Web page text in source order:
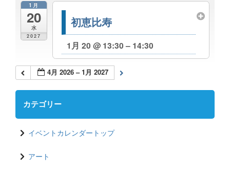
1月
20
水
2027
初恵比寿
1月 20 @ 13:30 – 14:30
4月 2026 – 1月 2027
カテゴリー
イベントカレンダートップ
アート